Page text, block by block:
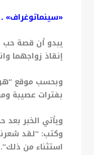
«سينماتوغراف» ـ
يبدو أن قصة حب
إنقاذ زواجهما
وبحسب موقع
بفترات عصيبة
ويأتي الخبر
وكتب: “لقد
استثناء من ذلك”.